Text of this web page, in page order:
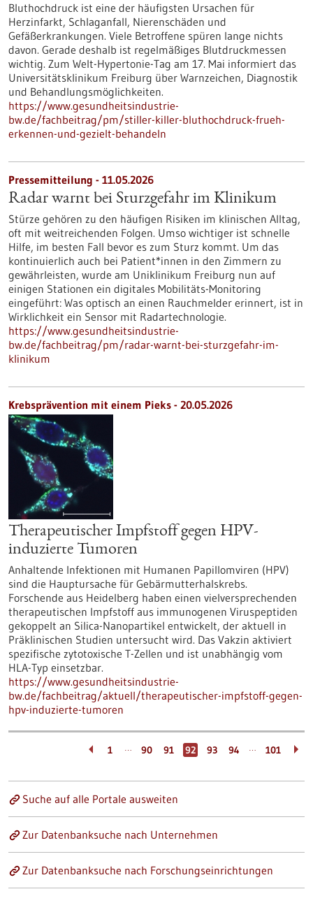
Bluthochdruck ist eine der häufigsten Ursachen für
Herzinfarkt, Schlaganfall, Nierenschäden und
Gefäßerkrankungen. Viele Betroffene spüren lange nichts
davon. Gerade deshalb ist regelmäßiges Blutdruckmessen
wichtig. Zum Welt-Hypertonie-Tag am 17. Mai informiert das
Universitätsklinikum Freiburg über Warnzeichen, Diagnostik
und Behandlungsmöglichkeiten.
https://www.gesundheitsindustrie-
bw.de/fachbeitrag/pm/stiller-killer-bluthochdruck-frueh-
erkennen-und-gezielt-behandeln
Pressemitteilung - 11.05.2026
Radar warnt bei Sturzgefahr im Klinikum
Stürze gehören zu den häufigen Risiken im klinischen Alltag,
oft mit weitreichenden Folgen. Umso wichtiger ist schnelle
Hilfe, im besten Fall bevor es zum Sturz kommt. Um das
kontinuierlich auch bei Patient*innen in den Zimmern zu
gewährleisten, wurde am Uniklinikum Freiburg nun auf
einigen Stationen ein digitales Mobilitäts-Monitoring
eingeführt: Was optisch an einen Rauchmelder erinnert, ist in
Wirklichkeit ein Sensor mit Radartechnologie.
https://www.gesundheitsindustrie-
bw.de/fachbeitrag/pm/radar-warnt-bei-sturzgefahr-im-
klinikum
Krebsprävention mit einem Pieks - 20.05.2026
Therapeutischer Impfstoff gegen HPV-
induzierte Tumoren
Anhaltende Infektionen mit Humanen Papillomviren (HPV)
sind die Hauptursache für Gebärmutterhalskrebs.
Forschende aus Heidelberg haben einen vielversprechenden
therapeutischen Impfstoff aus immunogenen Viruspeptiden
gekoppelt an Silica-Nanopartikel entwickelt, der aktuell in
Präklinischen Studien untersucht wird. Das Vakzin aktiviert
spezifische zytotoxische T-Zellen und ist unabhängig vom
HLA-Typ einsetzbar.
https://www.gesundheitsindustrie-
bw.de/fachbeitrag/aktuell/therapeutischer-impfstoff-gegen-
hpv-induzierte-tumoren
1 … 90 91 92 93 94 … 101
Suche auf alle Portale ausweiten
Zur Datenbanksuche nach Unternehmen
Zur Datenbanksuche nach Forschungseinrichtungen